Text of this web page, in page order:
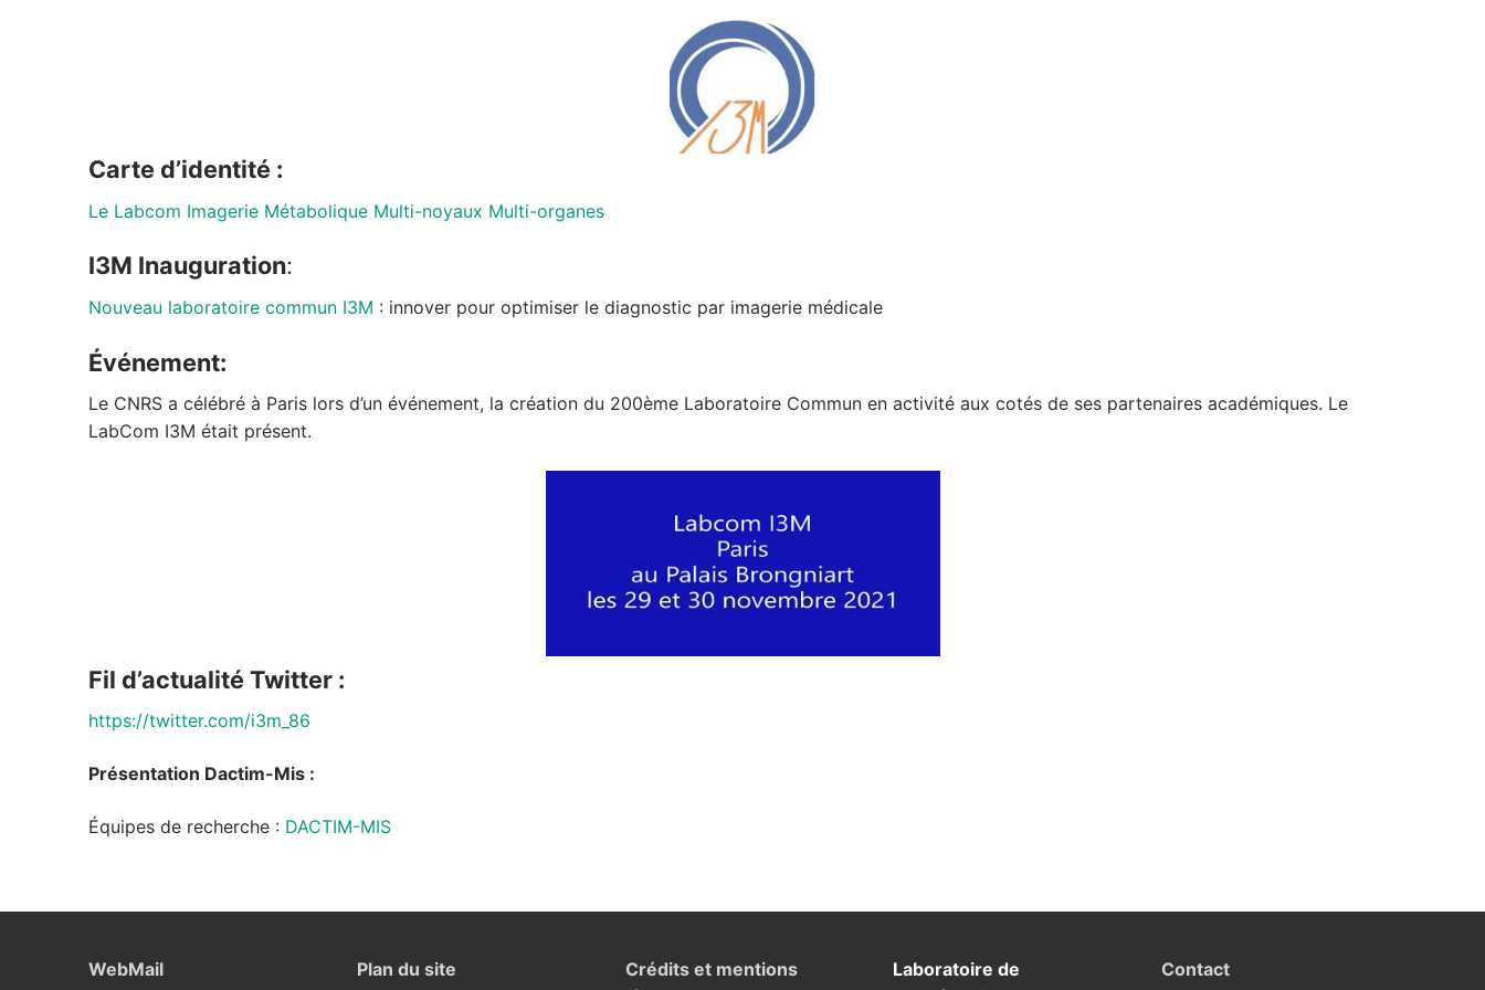
Carte d’identité :
Le Labcom Imagerie Métabolique Multi-noyaux Multi-organes
I3M Inauguration:
Nouveau laboratoire commun I3M : innover pour optimiser le diagnostic par imagerie médicale
Événement:
Le CNRS a célébré à Paris lors d’un événement, la création du 200ème Laboratoire Commun en activité aux cotés de ses partenaires académiques. Le
LabCom I3M était présent.
Fil d’actualité Twitter :
https://twitter.com/i3m_86
Présentation Dactim-Mis :
Équipes de recherche : DACTIM-MIS
WebMail Plan du site
Crédits et mentions
Laboratoire de
Contact